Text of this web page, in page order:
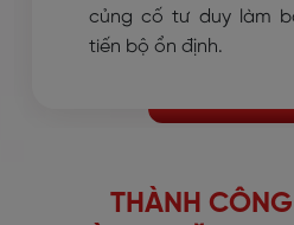
củng cố tư duy làm
tiến bộ ổn định.
THÀNH